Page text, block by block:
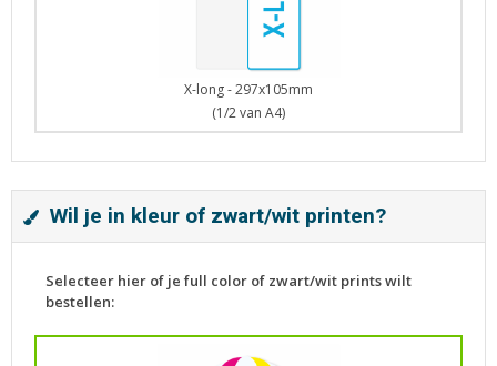
X-long - 297x105mm
(1/2 van A4)
Wil je in kleur of zwart/wit printen?
Selecteer hier of je full color of zwart/wit prints wilt
bestellen: